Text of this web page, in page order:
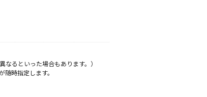
るといった場合もあります。）
時指定します。